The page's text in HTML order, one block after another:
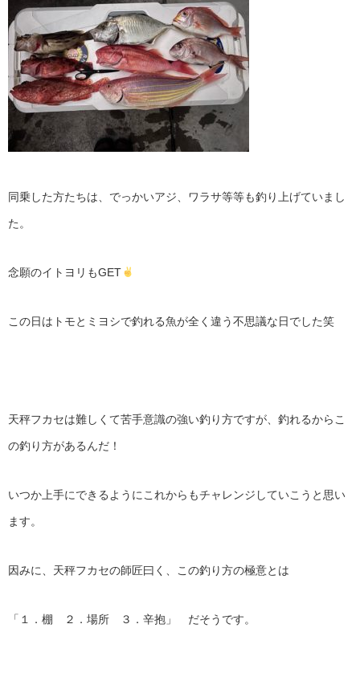
同乗した方たちは、でっかいアジ、ワラサ等等も釣り上げていまし
た。
念願のイトヨリもGET
この日はトモとミヨシで釣れる魚が全く違う不思議な日でした笑
天秤フカセは難しくて苦手意識の強い釣り方ですが、釣れるからこ
の釣り方があるんだ！
いつか上手にできるようにこれからもチャレンジしていこうと思い
ます。
因みに、天秤フカセの師匠曰く、この釣り方の極意とは
「１．棚 ２．場所 ３．辛抱」 だそうです。